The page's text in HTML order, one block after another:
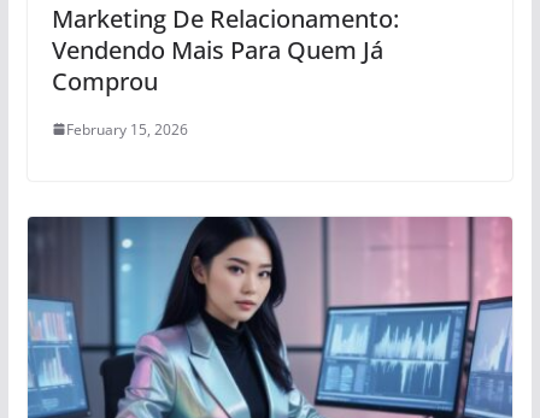
Marketing De Relacionamento:
Vendendo Mais Para Quem Já
Comprou
February 15, 2026